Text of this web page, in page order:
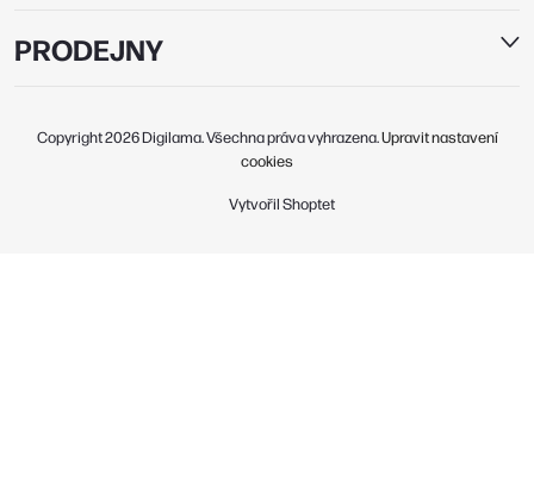
PRODEJNY
Vytvořil Shoptet
Copyright 2026Digilama. Všechna práva vyhrazena.Upravit nastavení
cookies